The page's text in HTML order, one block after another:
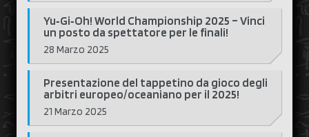
Yu‑Gi‑Oh! World Championship 2025 – Vinci
un posto da spettatore per le finali!
28 Marzo 2025
Presentazione del tappetino da gioco degli
arbitri europeo/oceaniano per il 2025!
21 Marzo 2025